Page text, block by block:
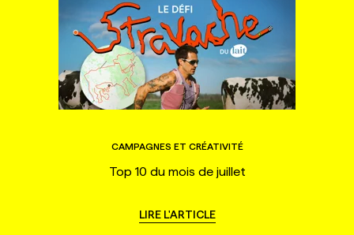
CAMPAGNES ET CRÉATIVITÉ
Top 10 du mois de juillet
LIRE L'ARTICLE